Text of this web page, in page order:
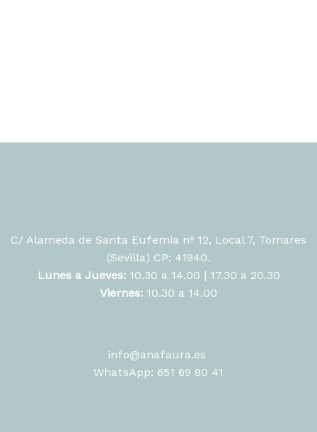
C/ Alameda de Santa Eufemia nº 12, Local 7, Tomares
(Sevilla) CP: 41940.
Lunes a Jueves: 10.30 a 14.00 | 17.30 a 20.30
Viernes: 10.30 a 14.00
info@anafaura.es
WhatsApp: 651 69 80 41